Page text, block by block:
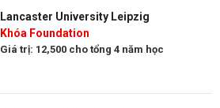
Lancaster University Leipzig
Khóa Foundation
Giá trị: 12,500 cho tổng 4 năm học